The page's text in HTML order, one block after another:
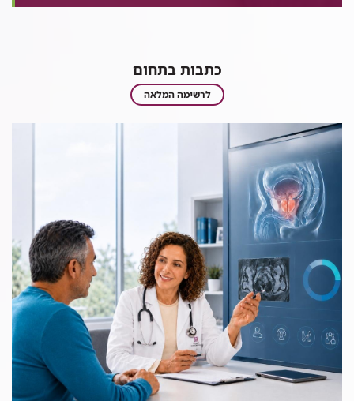
כתבות בתחום
כתבות
בתחום
לרשימה המלאה